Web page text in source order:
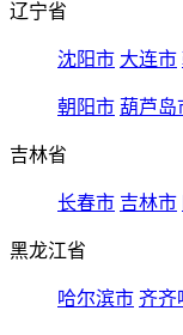
辽宁省
沈阳市 大连市
朝阳市 葫芦岛
吉林省
长春市 吉林市
黑龙江省
哈尔滨市 齐齐